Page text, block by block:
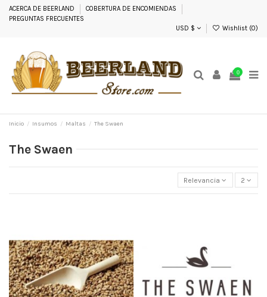
ACERCA DE BEERLAND
COBERTURA DE ENCOMIENDAS
PREGUNTAS FRECUENTES
USD $
Wishlist (0)
0
Inicio Insumos Maltas The Swaen
The Swaen
Relevancia 2